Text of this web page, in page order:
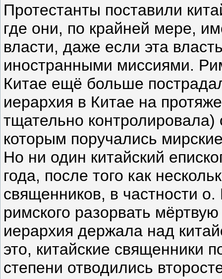
Протестанты поставили
где они, по крайней мере,
власти, даже если эта
иностранными миссиями.
Китае ещё больше
иерархия в Китае на
тщательно контролировала)
которым поручались
Но ни один китайский
года, после того как
священников, в частности
римского разорвать
иерархия держала над
это, китайские священники
степени отводились